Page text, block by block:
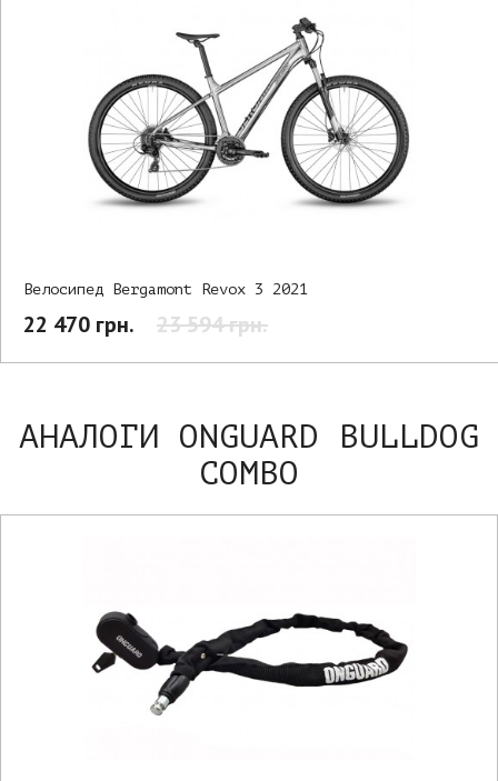
Велосипед Bergamont Revox 3 2021
22 470 грн. 23 594 грн.
АНАЛОГИ ONGUARD BULLDOG
COMBO